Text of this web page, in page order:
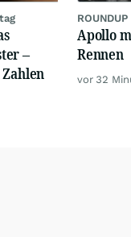
–
ROUNDUP
Apollo
Rennen
vor 32